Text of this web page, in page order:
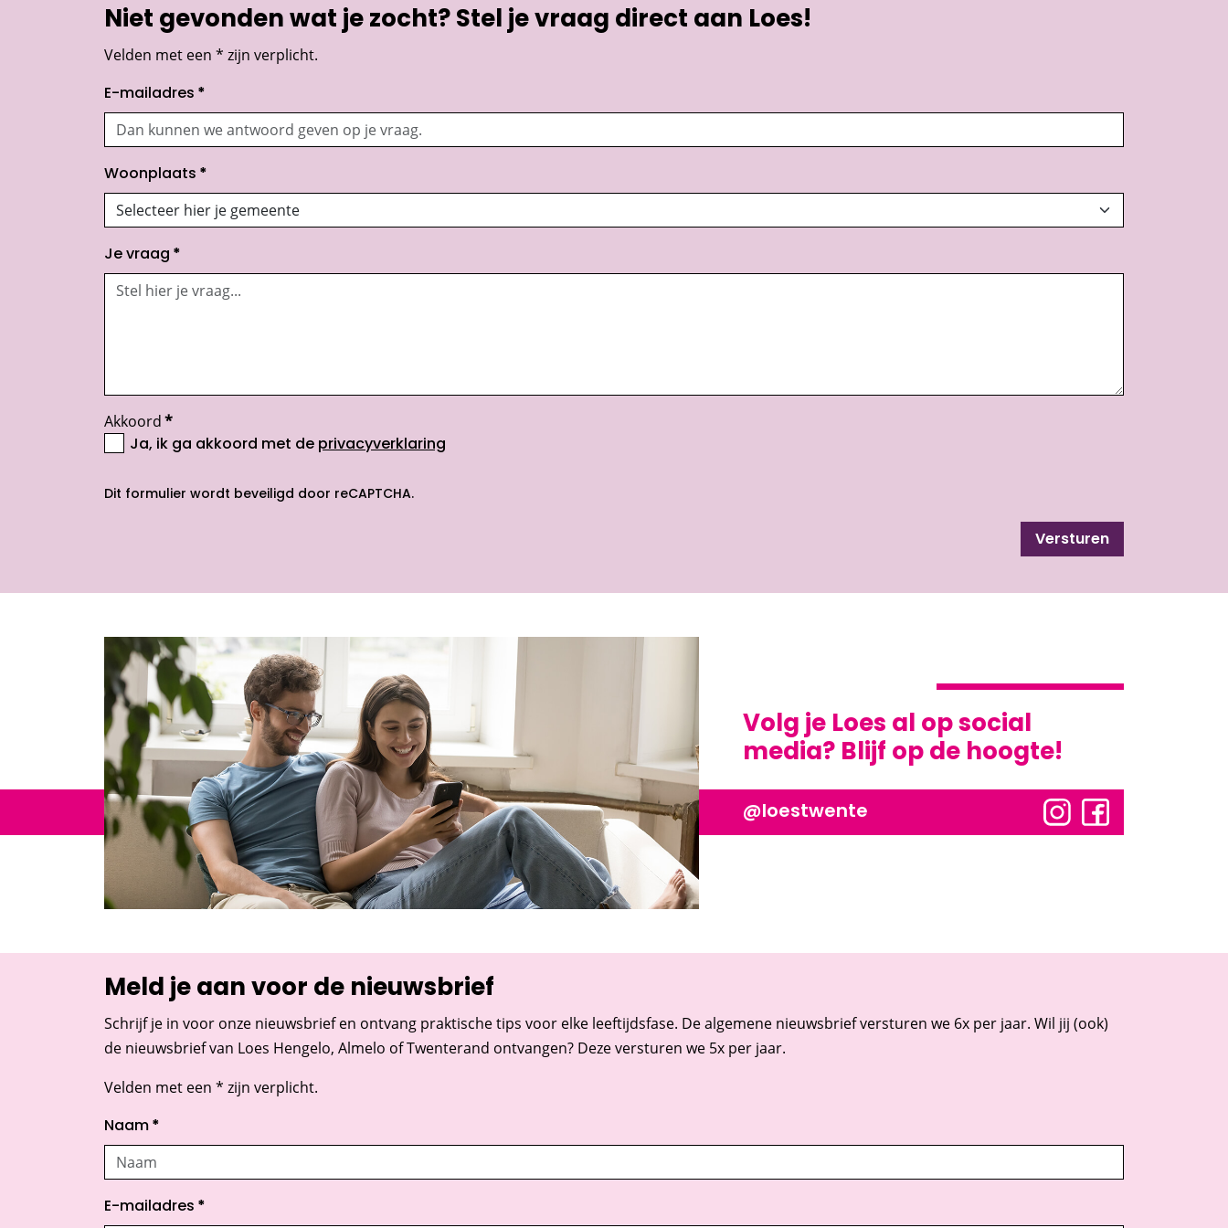
Niet gevonden wat je zocht? Stel je vraag direct aan Loes!
Velden met een * zijn verplicht.
E-mailadres *
Woonplaats *
Je vraag *
Akkoord*
Ja, ik ga akkoord met de privacyverklaring
Dit formulier wordt beveiligd door reCAPTCHA.
Versturen
Volg je Loes al op social
media? Blijf op de hoogte!
@loestwente
Meld je aan voor de nieuwsbrief
Schrijf je in voor onze nieuwsbrief en ontvang praktische tips voor elke leeftijdsfase. De algemene nieuwsbrief versturen we 6x per jaar. Wil jij (ook)
de nieuwsbrief van Loes Hengelo, Almelo of Twenterand ontvangen? Deze versturen we 5x per jaar.
Velden met een * zijn verplicht.
Naam *
E-mailadres *